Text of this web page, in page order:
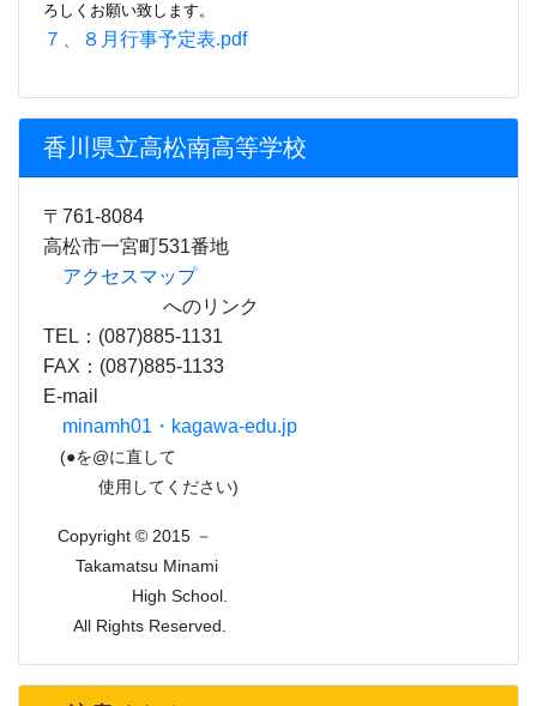
ろしくお願い致します。
７、８月行事予定表.pdf
香川県立高松南高等学校
〒761-8084
高松市一宮町531番地
アクセスマップ
へのリンク
TEL：(087)885-1131
FAX：(087)885-1133
E-mail
minamh01・kagawa-edu.jp
(●を@に直して
使用してください)
Copyright © 2015 －
Takamatsu Minami
High School.
All Rights Reserved.